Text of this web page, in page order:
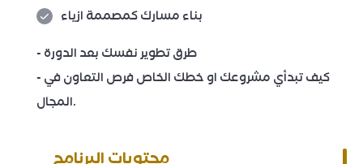
بناء مسارك كمصممة ازياء
- طرق تطوير نفسك بعد الدورة
- كيف تبدأي مشروعك او خطك الخاص فرص التعاون في
المجال.
محتويات البرنامج